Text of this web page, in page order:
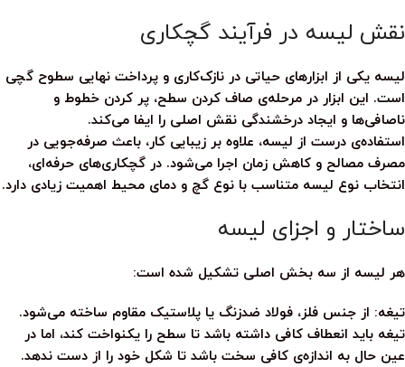
نقش لیسه در فرآیند گچکاری
لیسه یکی از ابزارهای حیاتی در نازک‌کاری و پرداخت نهایی سطوح گچی
است. این ابزار در مرحله‌ی صاف کردن سطح، پر کردن خطوط و
ناصافی‌ها و ایجاد درخشندگی نقش اصلی را ایفا می‌کند.
استفاده‌ی درست از لیسه، علاوه بر زیبایی کار، باعث صرفه‌جویی در
مصرف مصالح و کاهش زمان اجرا می‌شود. در گچکاری‌های حرفه‌ای،
انتخاب نوع لیسه متناسب با نوع گچ و دمای محیط اهمیت زیادی دارد.
ساختار و اجزای لیسه
هر لیسه از سه بخش اصلی تشکیل شده است:
تیغه: از جنس فلز، فولاد ضدزنگ یا پلاستیک مقاوم ساخته می‌شود.
تیغه باید انعطاف کافی داشته باشد تا سطح را یکنواخت کند، اما در
عین حال به اندازه‌ی کافی سخت باشد تا شکل خود را از دست ندهد.